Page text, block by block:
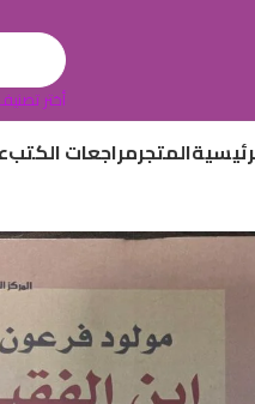
أختر
المتجرمراجعات الكتب